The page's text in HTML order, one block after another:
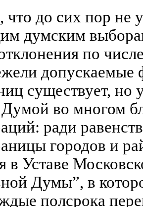
до сих пор не
думским
по
допускаемые
существует, но
во многом
ради
городов и
в Уставе
Думы”, в
полсрока